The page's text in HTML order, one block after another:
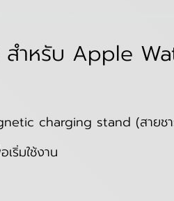
สำหรับ Apple
charging stand (สายช
ริ่มใช้งาน